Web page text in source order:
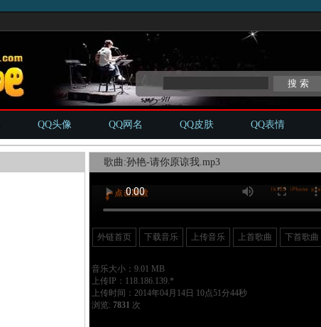
QQ头像 QQ网名 QQ皮肤 QQ表情
歌曲:孙艳-请你原谅我.mp3
外链首页 下载音乐 上传音乐 上首歌曲 下首歌曲
音乐大小：9.01 MB
上传IP：118.186.139.*
上传时间：2014年04月14日 10点51分44秒
浏览: 7831 次